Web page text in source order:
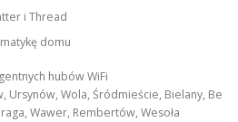
i Thread
domu
hubów WiFi
Ursynów, Wola, Śródmieście, Bielany, Be
Wawer, Rembertów, Wesoła